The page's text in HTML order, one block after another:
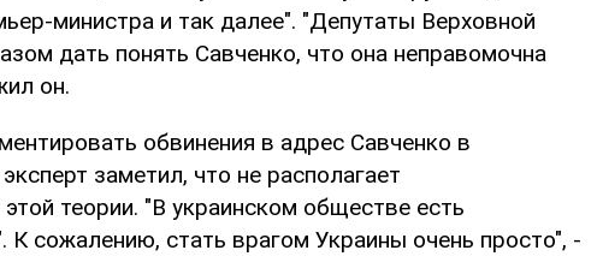
министра и так далее". "Депутаты Верховной
дать понять Савченко, что она неправомочна
он.
обвинения в адрес Савченко в
заметил, что не располагает
теории. "В украинском обществе есть
сожалению, стать врагом Украины очень просто", -